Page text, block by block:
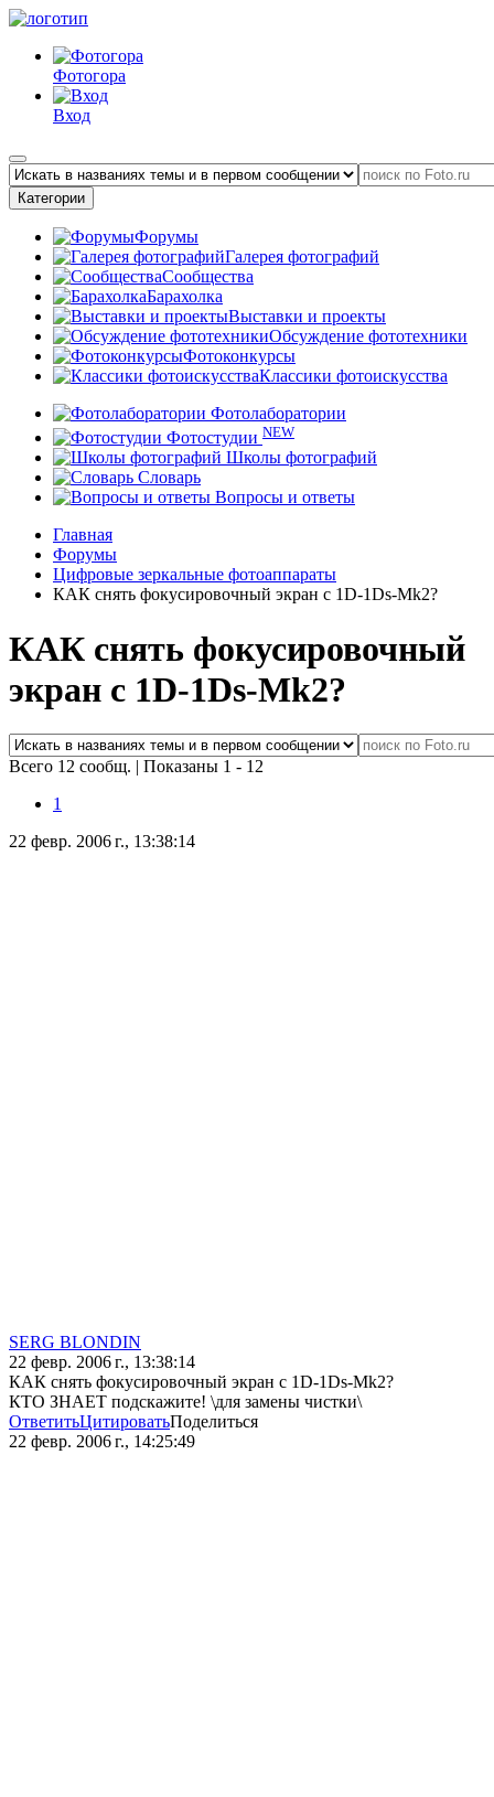
Фотогора
Вход
Категории
Форумы
Галерея фотографий
Сообщества
Барахолка
Выставки и проекты
Обсуждение фототехники
Фотоконкурсы
Классики фотоискусства
Фотолаборатории
Фотостудии NEW
Школы фотографий
Словарь
Вопросы и ответы
Главная
Форумы
Цифровые зеркальные фотоаппараты
КАК снять фокусировочный экран с 1D-1Ds-Mk2?
КАК снять фокусировочный
экран с 1D-1Ds-Mk2?
Всего 12 сообщ. | Показаны 1 - 12
1
22 февр. 2006 г., 13:38:14
SERG BLONDIN
22 февр. 2006 г., 13:38:14
КАК снять фокусировочный экран с 1D-1Ds-Mk2?
КТО ЗНАЕТ подскажите! \для замены чистки\
ОтветитьЦитироватьПоделиться
22 февр. 2006 г., 14:25:49